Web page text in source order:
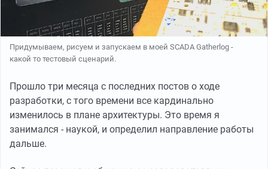
Придумываем, рисуем и запускаем в моей SCADA Gatherlog -
какой то тестовый сценарий.
Прошло три месяца с последних постов о ходе
разработки, с того времени все кардинально
изменилось в плане архитектуры. Это время я
занимался - наукой, и определил направление работы
дальше.